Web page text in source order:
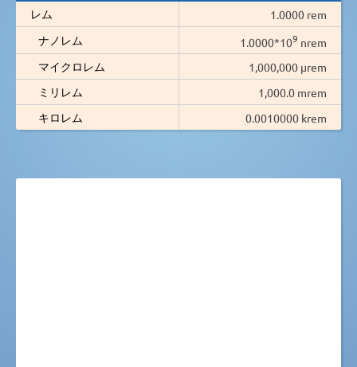
レム
1.0000 rem
ナノレム
1.0000*109 nrem
マイクロレム
1,000,000 µrem
ミリレム
1,000.0 mrem
キロレム
0.0010000 krem